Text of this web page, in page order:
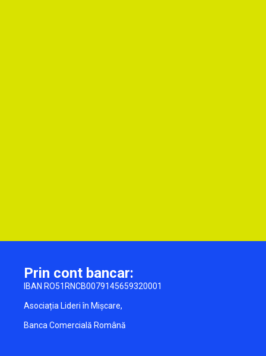
Prin cont bancar:
IBAN RO51RNCB0079145659320001
Asociația Lideri în Mișcare,
Banca Comercială Română